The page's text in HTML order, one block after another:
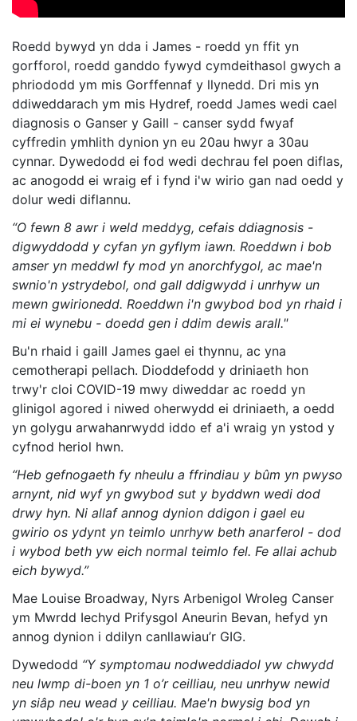
Roedd bywyd yn dda i James - roedd yn ffit yn
gorfforol, roedd ganddo fywyd cymdeithasol gwych a
phriododd ym mis Gorffennaf y llynedd. Dri mis yn
ddiweddarach ym mis Hydref, roedd James wedi cael
diagnosis o Ganser y Gaill - canser sydd fwyaf
cyffredin ymhlith dynion yn eu 20au hwyr a 30au
cynnar. Dywedodd ei fod wedi dechrau fel poen diflas,
ac anogodd ei wraig ef i fynd i'w wirio gan nad oedd y
dolur wedi diflannu.
“O fewn 8 awr i weld meddyg, cefais ddiagnosis -
digwyddodd y cyfan yn gyflym iawn. Roeddwn i bob
amser yn meddwl fy mod yn anorchfygol, ac mae'n
swnio'n ystrydebol, ond gall ddigwydd i unrhyw un
mewn gwirionedd. Roeddwn i'n gwybod bod yn rhaid i
mi ei wynebu - doedd gen i ddim dewis arall."
Bu'n rhaid i gaill James gael ei thynnu, ac yna
cemotherapi pellach. Dioddefodd y driniaeth hon
trwy'r cloi COVID-19 mwy diweddar ac roedd yn
glinigol agored i niwed oherwydd ei driniaeth, a oedd
yn golygu arwahanrwydd iddo ef a'i wraig yn ystod y
cyfnod heriol hwn.
“Heb gefnogaeth fy nheulu a ffrindiau y bûm yn pwyso
arnynt, nid wyf yn gwybod sut y byddwn wedi dod
drwy hyn. Ni allaf annog dynion ddigon i gael eu
gwirio os ydynt yn teimlo unrhyw beth anarferol - dod
i wybod beth yw eich normal teimlo fel. Fe allai achub
eich bywyd.”
Mae Louise Broadway, Nyrs Arbenigol Wroleg Canser
ym Mwrdd Iechyd Prifysgol Aneurin Bevan, hefyd yn
annog dynion i ddilyn canllawiau’r GIG.
Dywedodd “Y symptomau nodweddiadol yw chwydd
neu lwmp di-boen yn 1 o’r ceilliau, neu unrhyw newid
yn siâp neu wead y ceilliau. Mae'n bwysig bod yn